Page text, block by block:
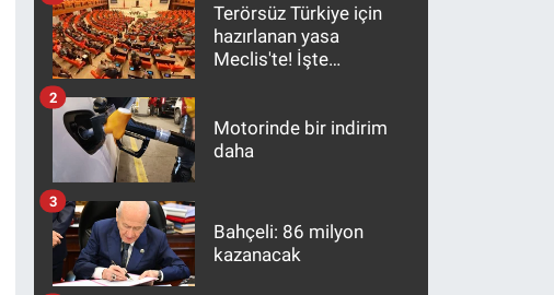
Terörsüz Türkiye için
hazırlanan yasa
Meclis'te! İşte
Motorinde bir indirim
daha
2
Bahçeli: 86 milyon
kazanacak
3